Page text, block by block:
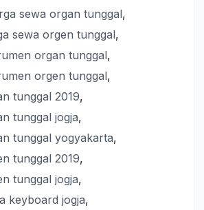
sewa organ tunggal,
sewa orgen tunggal,
organ tunggal,
orgen tunggal,
tunggal 2019,
tunggal jogja,
tunggal yogyakarta,
tunggal 2019,
tunggal jogja,
keyboard jogja,